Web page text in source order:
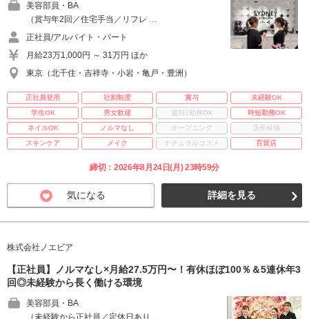
美容部員・BA
（賞与年2回／住宅手当／リフレ …
正社員/アルバイト・パート
月給23万1,000円 ～ 31万円 ほか
東京（北千住・吉祥寺・小岩・亀戸・豊洲）
正社員登用 社割制度 賞与
未経験OK
学生OK
男女歓迎 週3日勤務OK
時短勤務OK
ネイルOK
ノルマなし オープニング
店長候補
スキンケア
メイク ナチュラルコスメ 百貨店
締切：2026年8月24日(月) 23時59分
気になる 詳細を見る
株式会社ノエビア
【正社員】ノルマなし×月給27.5万円〜！有休ほぼ100％＆5連休年3
回◎未経験から長く働ける環境
美容部員・BA
（未経験から正社員／定休日あり …